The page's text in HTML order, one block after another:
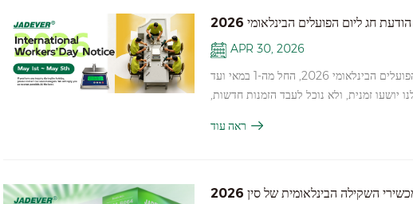
הודעת חג ליום הפועלים הבינלאומי 2026
APR 30, 2026
לקוחות ושותפים יקרים, ברצוננו להודיעכם כי משרדנו יהיה סגור לרגל יום הפועלים הבינלאומי 2026, החל מה-1 במאי ועד
שלנו יושעו זמנית, ולא נוכל לעבד הזמנות חדשות,
בהקדם האפשרי לאחר שנחזור לעבודה. תודה
ראה עוד
השקילה הבינלאומית של סין 2026